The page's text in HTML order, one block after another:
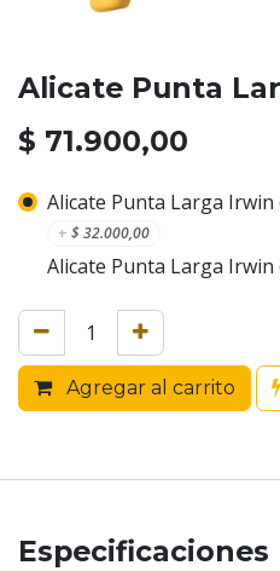
Alicate Punta
$ 71.900,00
Alicate Punta Larga Irwin
+ $32.000,00
Alicate Punta Larga Irwin
Agregar al carrito
Especificaciones